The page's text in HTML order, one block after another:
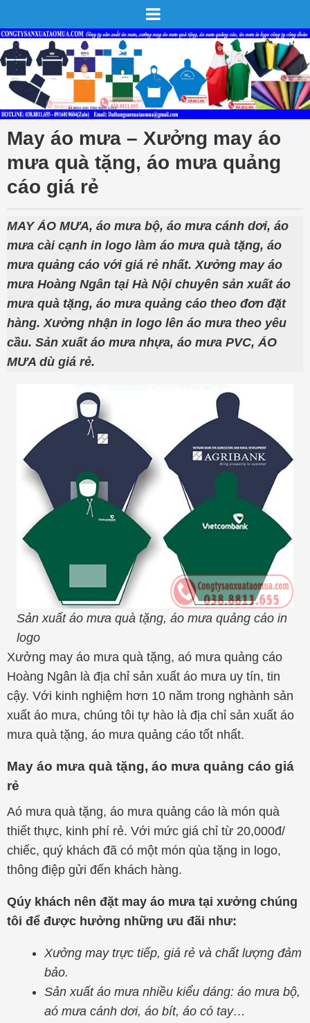
May áo mưa – Xưởng may áo
mưa quà tặng, áo mưa quảng
cáo giá rẻ
MAY ÁO MƯA, áo mưa bộ, áo mưa cánh dơi, áo
mưa cài cạnh in logo làm áo mưa quà tặng, áo
mưa quảng cáo với giá rẻ nhất. Xưởng may áo
mưa Hoàng Ngân tại Hà Nội chuyên sản xuất áo
mưa quà tặng, áo mưa quảng cáo theo đơn đặt
hàng. Xưởng nhận in logo lên áo mưa theo yêu
cầu. Sản xuất áo mưa nhựa, áo mưa PVC, ÁO
MƯA dù giá rẻ.
Sản xuất áo mưa quà tặng, áo mưa quảng cáo in
logo
Xưởng may áo mưa quà tặng, aó mưa quảng cáo
Hoàng Ngân là địa chỉ sản xuất áo mưa uy tín, tin
cậy. Với kinh nghiệm hơn 10 năm trong nghành sản
xuất áo mưa, chúng tôi tự hào là địa chỉ sản xuất áo
mưa quà tặng, áo mưa quảng cáo tốt nhất.
May áo mưa quà tặng, áo mưa quảng cáo giá
rẻ
Aó mưa quà tặng, áo mưa quảng cáo là món quà
thiết thực, kinh phí rẻ. Với mức giá chỉ từ 20,000đ/
chiếc, quý khách đã có một món qùa tặng in logo,
thông điệp gửi đến khách hàng.
Qúy khách nên đặt may áo mưa tại xưởng chúng
tôi để được hưởng những ưu đãi như:
Xưởng may trực tiếp, giá rẻ và chất lượng đảm
bảo.
Sản xuất áo mưa nhiều kiểu dáng: áo mưa bộ,
aó mưa cánh dơi, áo bít, áo có tay…